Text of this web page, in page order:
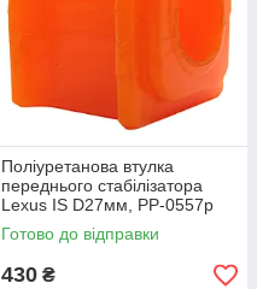
Поліуретанова втулка
переднього стабілізатора
Lexus IS D27мм, PP-0557p
Готово до відправки
430 ₴